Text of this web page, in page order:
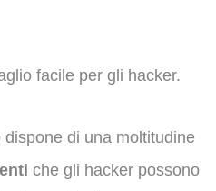
facile per gli hacker.
di una moltitudine
che gli hacker possono